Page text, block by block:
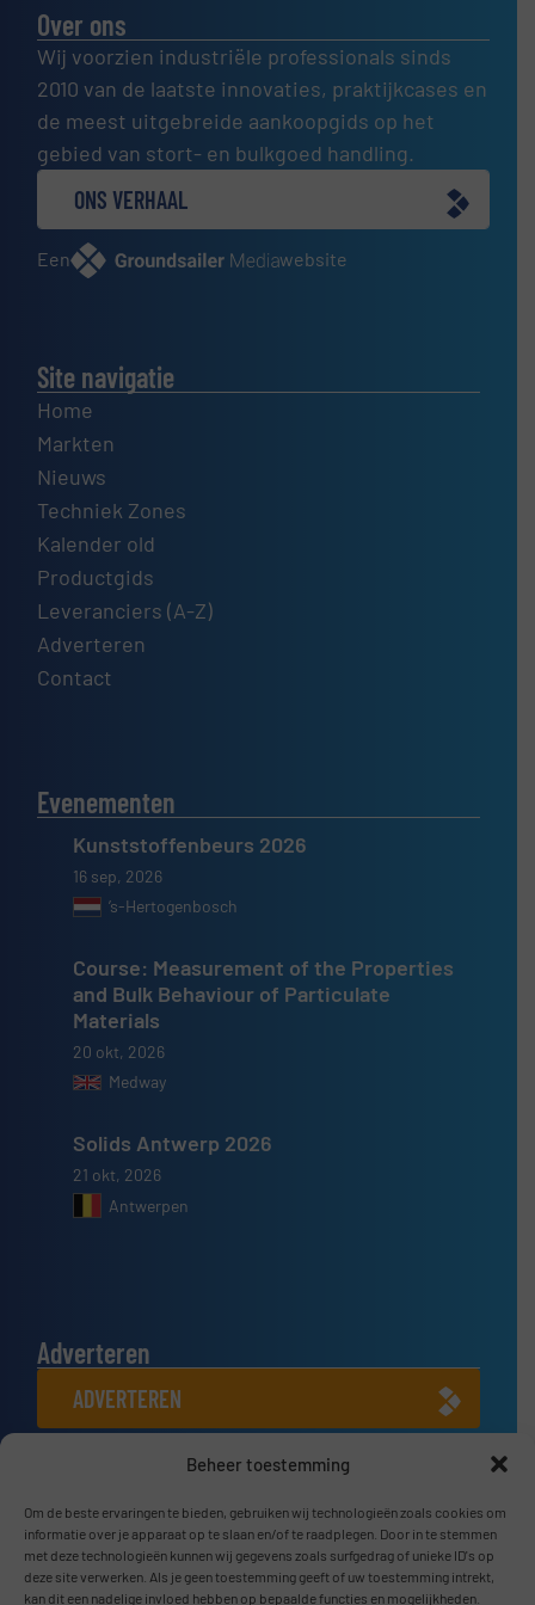
Beheer toestemming
Om de beste ervaringen te bieden, gebruiken wij technologieën zoals cookies om
informatie over je apparaat op te slaan en/of te raadplegen. Door in te stemmen
met deze technologieën kunnen wij gegevens zoals surfgedrag of unieke ID's op
deze site verwerken. Als je geen toestemming geeft of uw toestemming intrekt,
kan dit een nadelige invloed hebben op bepaalde functies en mogelijkheden.
Over ons
Wij voorzien industriële professionals sinds
2010 van de laatste innovaties, praktijkcases en
de meest uitgebreide aankoopgids op het
gebied van stort- en bulkgoed handling.
ONS VERHAAL
Een website
Site navigatie
Home
Markten
Nieuws
Techniek Zones
Kalender old
Productgids
Leveranciers (A-Z)
Adverteren
Contact
Evenementen
Kunststoffenbeurs 2026
16 sep, 2026
’s-Hertogenbosch
Course: Measurement of the Properties
and Bulk Behaviour of Particulate
Materials
20 okt, 2026
Medway
Solids Antwerp 2026
21 okt, 2026
Antwerpen
Adverteren
ADVERTEREN
Connect met ons
LINKEDIN
SCHRIJF JE NU IN